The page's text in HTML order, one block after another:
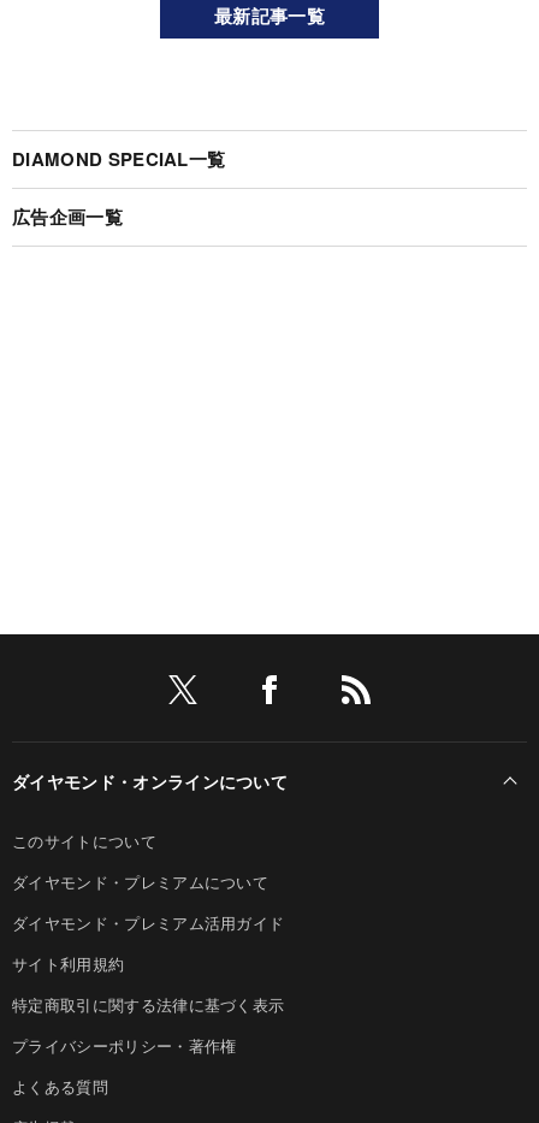
最新記事一覧
DIAMOND SPECIAL一覧
広告企画一覧
ダイヤモンド・オンラインについて
このサイトについて
ダイヤモンド・プレミアムについて
ダイヤモンド・プレミアム活用ガイド
サイト利用規約
特定商取引に関する法律に基づく表示
プライバシーポリシー・著作権
よくある質問